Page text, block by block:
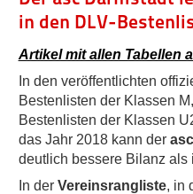
in den DLV-
Artikel mit allen Tabellen
In den veröffentlichten
Bestenlisten der Klassen
Bestenlisten der Klassen
das Jahr 2018 kann der
deutlich bessere Bilanz als
In der Vereinsrangliste, in